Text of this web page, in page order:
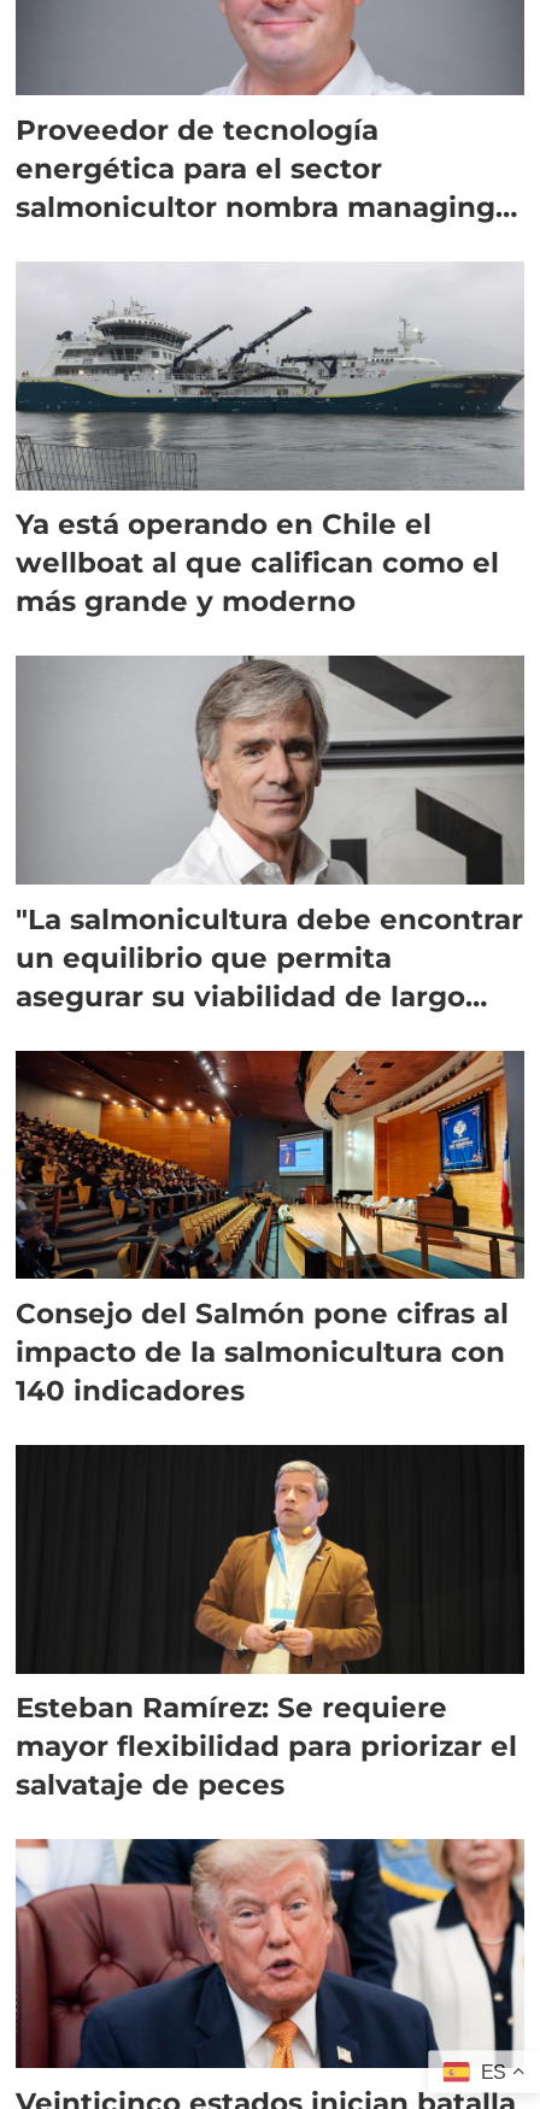
Proveedor de tecnología
energética para el sector
salmonicultor nombra managing
Ya está operando en Chile el
wellboat al que califican como el
más grande y moderno
"La salmonicultura debe encontrar
un equilibrio que permita
asegurar su viabilidad de largo
Consejo del Salmón pone cifras al
impacto de la salmonicultura con
140 indicadores
Esteban Ramírez: Se requiere
mayor flexibilidad para priorizar el
salvataje de peces
Veinticinco estados inician batalla
ES